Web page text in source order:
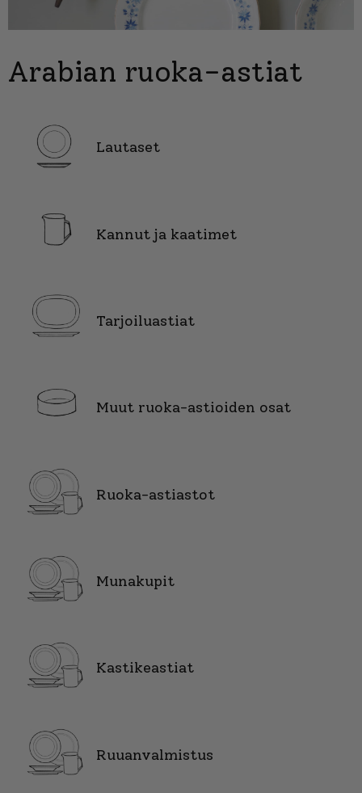
Arabian ruoka-astiat
Lautaset
Kannut ja kaatimet
Tarjoiluastiat
Muut ruoka-astioiden osat
Ruoka-astiastot
Munakupit
Kastikeastiat
Ruuanvalmistus